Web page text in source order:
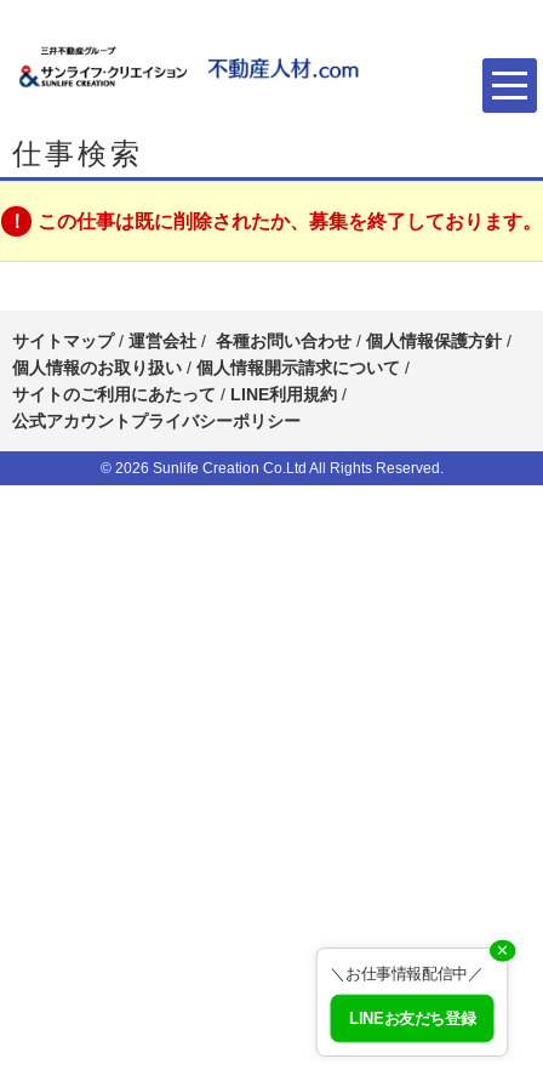
仕事検索
この仕事は既に削除されたか、募集を終了しております。
サイトマップ/ 運営会社 / 各種お問い合わせ / 個人情報保護方針 /
個人情報のお取り扱い / 個人情報開示請求について /
サイトのご利用にあたって / LINE利用規約 /
公式アカウントプライバシーポリシー
✕
＼お仕事情報配信中／
LINEお友だち登録
© 2026 Sunlife Creation Co.Ltd All Rights Reserved.